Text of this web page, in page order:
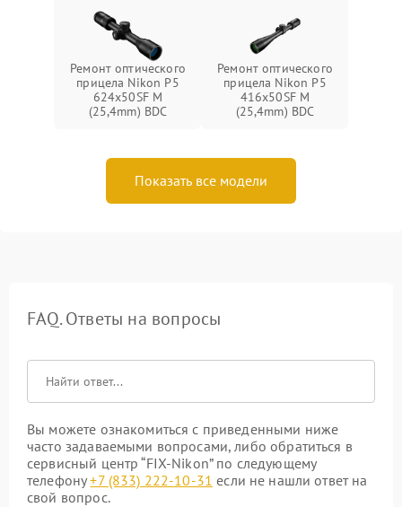
Ремонт оптического
прицела Nikon P5
624x50SF M
(25,4mm) BDC
Ремонт оптического
прицела Nikon P5
416x50SF M
(25,4mm) BDC
Показать все модели
FAQ. Ответы на вопросы
Вы можете ознакомиться с приведенными ниже
часто задаваемыми вопросами, либо обратиться в
сервисный центр “FIX-Nikon” по следующему
телефону+7 (833) 222-10-31 если не нашли ответ на
свой вопрос.